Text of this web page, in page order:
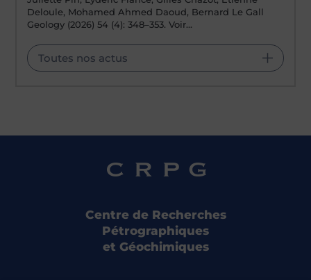
Deloule, Mohamed Ahmed Daoud, Bernard Le Gall
Geology (2026) 54 (4): 348–353. Voir…
Toutes nos actus
Centre de Recherches
Pétrographiques
et Géochimiques